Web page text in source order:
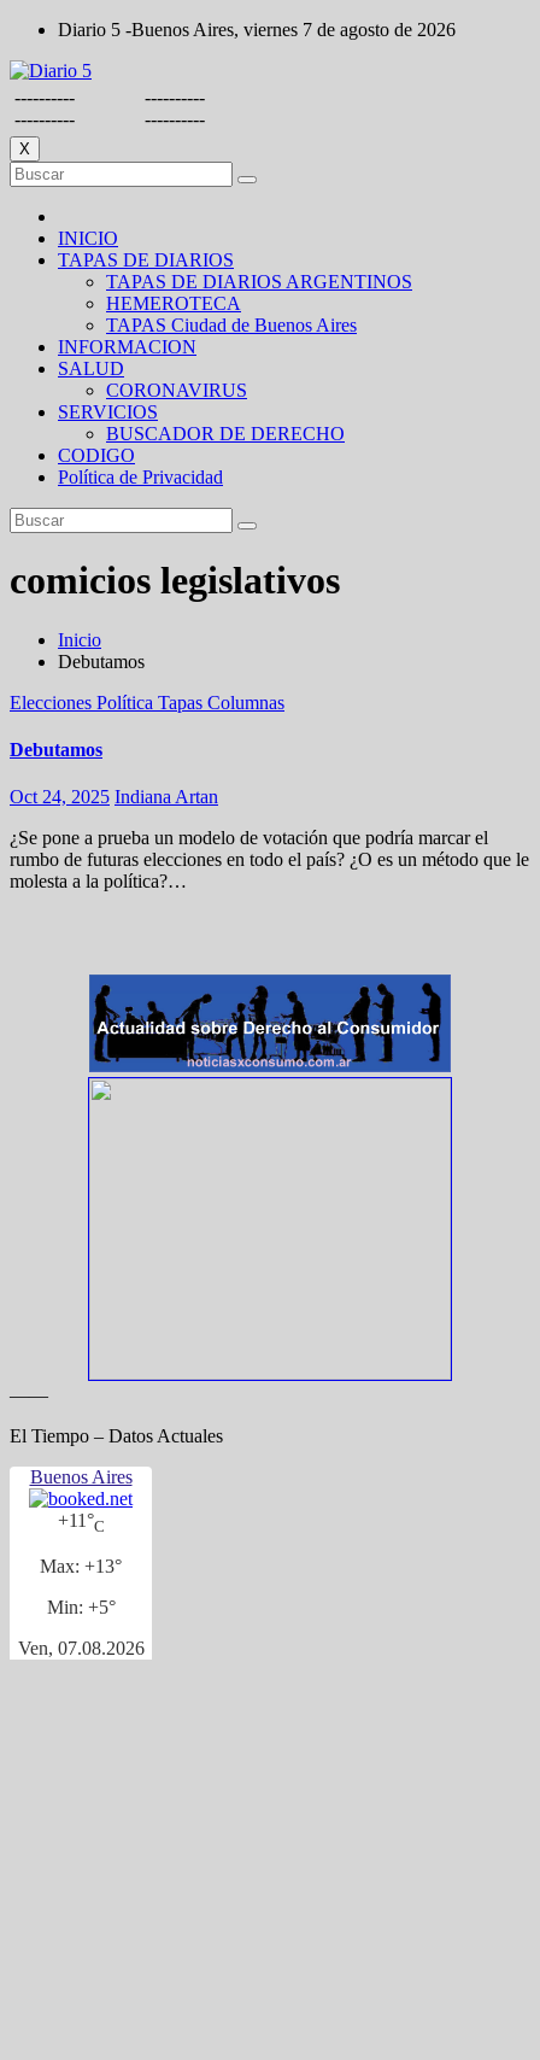
Saltar
contenido
Diario 5 -Buenos Aires, viernes 7 de agosto de 2026
----------
----------
----------
----------
X
INICIO
TAPAS DE DIARIOS
TAPAS DE DIARIOS ARGENTINOS
HEMEROTECA
TAPAS Ciudad de Buenos Aires
INFORMACION
SALUD
CORONAVIRUS
SERVICIOS
BUSCADOR DE DERECHO
CODIGO
Política de Privacidad
comicios legislativos
Inicio
Debutamos
Elecciones Política Tapas Columnas
Debutamos
Oct 24, 2025 Indiana Artan
¿Se pone a prueba un modelo de votación que podría marcar el
rumbo de futuras elecciones en todo el país? ¿O es un método que le
molesta a la política?…
——
El Tiempo – Datos Actuales
Buenos Aires
+11°C
Max: +13°
Min: +5°
Ven, 07.08.2026